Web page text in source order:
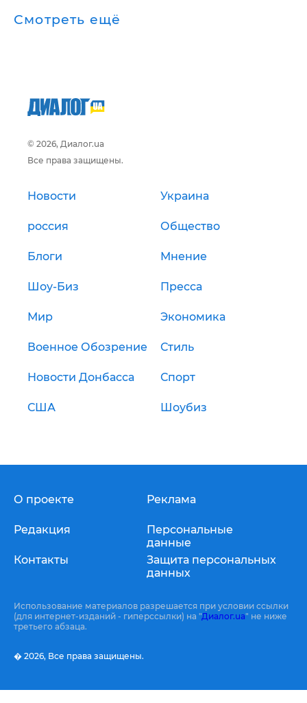
Смотреть ещё
© 2026, Диалог.ua
Все права защищены.
Новости Украина
россия Общество
Блоги Мнение
Шоу-Биз Пресса
Мир Экономика
Военное Обозрение Стиль
Новости Донбасса Спорт
США Шоубиз
О проекте
Редакция
Контакты
Реклама
Персональные
данные
Защита персональных
данных
Использование материалов разрешается при условии ссылки
(для интернет-изданий - гиперссылки) на "Диалог.ua" не ниже
третьего абзаца.
� 2026, Все права защищены.